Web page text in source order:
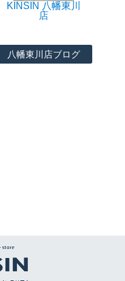
KINSIN 八幡東川
店
八幡東川店ブログ